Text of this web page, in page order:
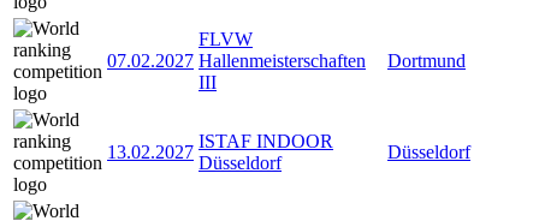
07.02.2027
FLVW
Hallenmeisterschaften
III
Dortmund
13.02.2027
ISTAF INDOOR
Düsseldorf
Düsseldorf